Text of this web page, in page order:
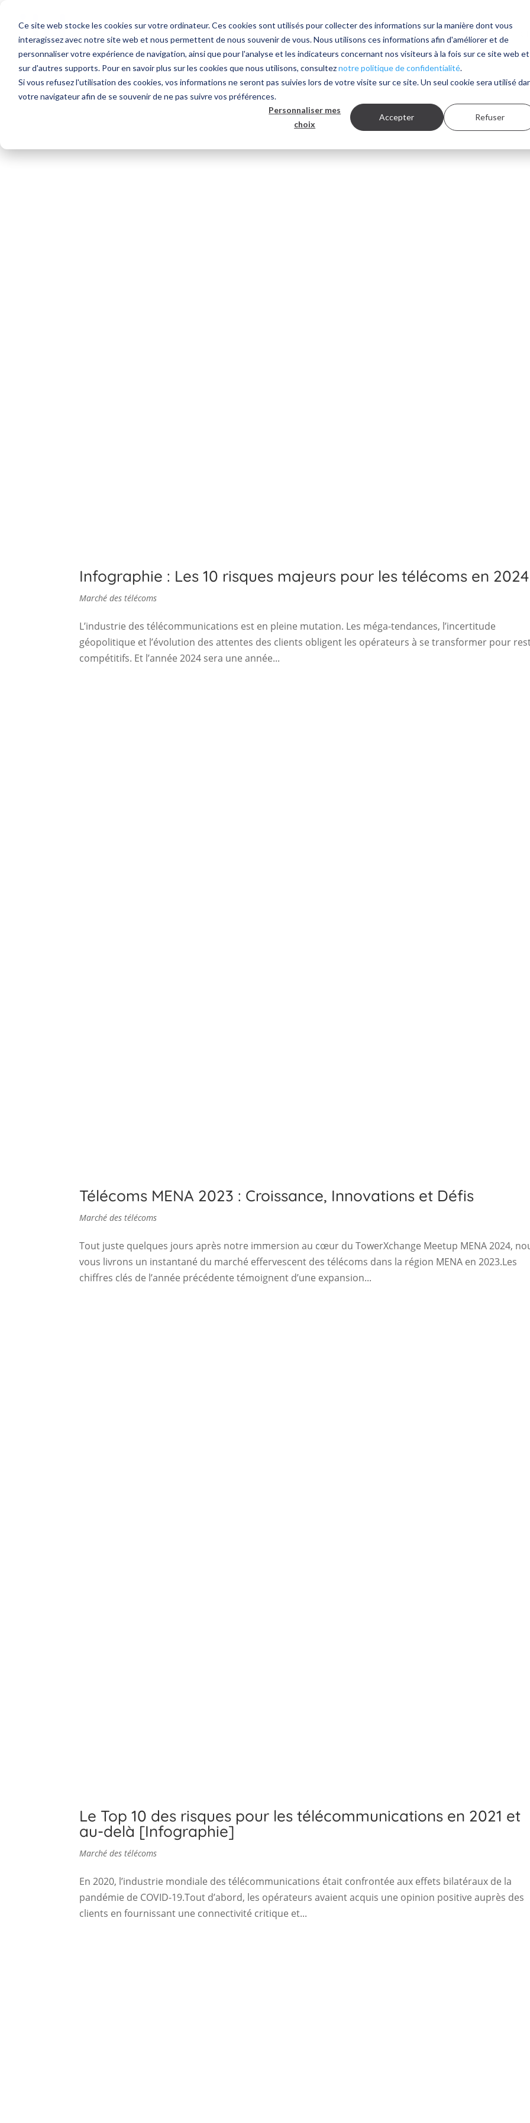
Ce site web stocke les cookies sur votre ordinateur. Ces cookies sont utilisés pour collecter des informations sur la manière dont vous
interagissez avec notre site web et nous permettent de nous souvenir de vous. Nous utilisons ces informations afin d'améliorer et de
personnaliser votre expérience de navigation, ainsi que pour l'analyse et les indicateurs concernant nos visiteurs à la fois sur ce site web et
sur d'autres supports. Pour en savoir plus sur les cookies que nous utilisons, consulteznotre politique de confidentialité.
Si vous refusez l'utilisation des cookies, vos informations ne seront pas suivies lors de votre visite sur ce site. Un seul cookie sera utilisé
votre navigateur afin de se souvenir de ne pas suivre vos préférences.
Personnaliser mes
choix
Accepter Refuser
Solutions Services ITD Research Actualités
Infographie : Les 10 risques majeurs pour les télécoms en 2024
Marché des télécoms
L’industrie des télécommunications est en pleine mutation. Les méga-tendances, l’incertitude
géopolitique et l’évolution des attentes des clients obligent les opérateurs à se transformer pour
compétitifs. Et l’année 2024 sera une année...
Télécoms MENA 2023 : Croissance, Innovations et Défis
Marché des télécoms
Tout juste quelques jours après notre immersion au cœur du TowerXchange Meetup MENA 2024,
vous livrons un instantané du marché effervescent des télécoms dans la région MENA en 2023.Les
chiffres clés de l’année précédente témoignent d’une expansion...
Le Top 10 des risques pour les télécommunications en 2021 et
au-delà [Infographie]
Marché des télécoms
En 2020, l’industrie mondiale des télécommunications était confrontée aux effets bilatéraux de la
pandémie de COVID-19.Tout d’abord, les opérateurs avaient acquis une opinion positive auprès des
clients en fournissant une connectivité critique et...